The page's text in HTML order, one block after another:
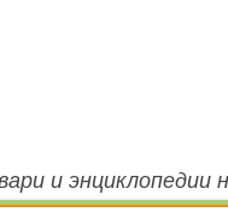
и энциклопедии